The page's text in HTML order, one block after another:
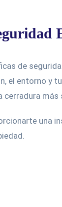
de
el entorno y